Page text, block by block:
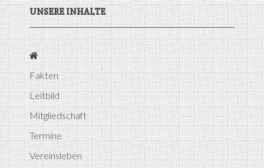
UNSERE INHALTE
Fakten
Leitbild
Mitgliedschaft
Termine
Vereinsleben